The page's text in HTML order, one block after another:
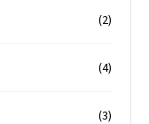
(2)
(4)
(3)